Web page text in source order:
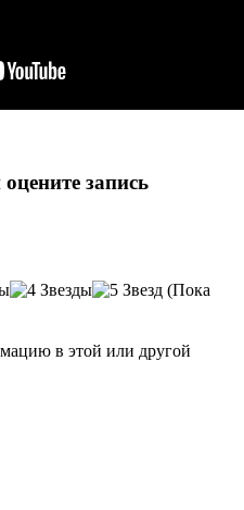
запись
(Пока
в этой или другой